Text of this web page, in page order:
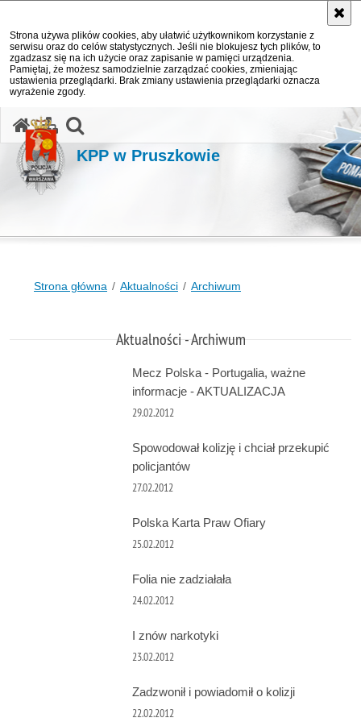
Strona używa plików cookies, aby ułatwić użytkownikom korzystanie z
serwisu oraz do celów statystycznych. Jeśli nie blokujesz tych plików, to
zgadzasz się na ich użycie oraz zapisanie w pamięci urządzenia.
Pamiętaj, że możesz samodzielnie zarządzać cookies, zmieniając
ustawienia przeglądarki. Brak zmiany ustawienia przeglądarki oznacza
wyrażenie zgody.
KPP w Pruszkowie
Strona główna Aktualności Archiwum
Aktualności - Archiwum
Mecz Polska - Portugalia, ważne
informacje - AKTUALIZACJA
29.02.2012
Spowodował kolizję i chciał przekupić
policjantów
27.02.2012
Polska Karta Praw Ofiary
25.02.2012
Folia nie zadziałała
24.02.2012
I znów narkotyki
23.02.2012
Zadzwonił i powiadomił o kolizji
22.02.2012